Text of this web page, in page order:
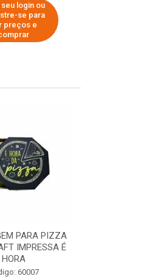
seu login ou
se para
preços e
PARA PIZZA
IMPRESSA É
HORA
60007